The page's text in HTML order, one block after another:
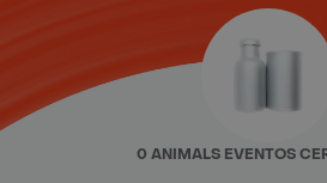
0 ANIMALS EVENTOS